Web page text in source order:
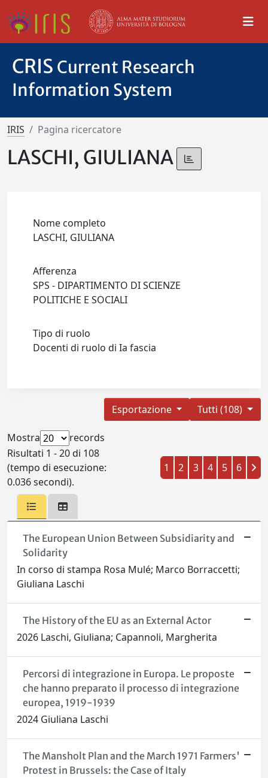
CRIS Current Research
Information System
IRIS Pagina ricercatore
LASCHI, GIULIANA
Nome completo
LASCHI, GIULIANA
Afferenza
SPS - DIPARTIMENTO DI SCIENZE
POLITICHE E SOCIALI
Tipo di ruolo
Docenti di ruolo di Ia fascia
Tutti (108)
Esportazione
Mostra
records
Risultati 1 - 20 di 108
(tempo di esecuzione:
0.036 secondi).
1 2 3 4 5 6
The European Union Between Subsidiarity and
Solidarity
In corso di stampa Rosa Mulé; Marco Borraccetti;
Giuliana Laschi
The History of the EU as an External Actor
2026 Laschi, Giuliana; Capannoli, Margherita
Percorsi di integrazione in Europa. Le proposte
che hanno preparato il processo di integrazione
europea, 1919-1939
2024 Giuliana Laschi
The Mansholt Plan and the March 1971 Farmers'
Protest in Brussels: the Case of Italy